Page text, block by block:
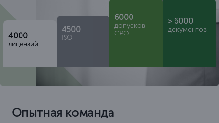
4000
лицензий
4500
ISO
6000
допусков
СРО
> 6000
документов
Опытная команда